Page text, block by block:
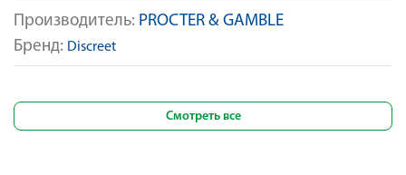
Производитель: PROCTER & GAMBLE
Бренд: Discreet
Смотреть все